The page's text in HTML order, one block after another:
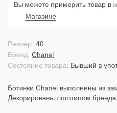
Вы можете примерить товар в
Магазине
Состояние товара: Бывший в
Бренд: Chanel
Размер: 40
Ботинки Chanel выполнены из
Декорированы логотипом бренда